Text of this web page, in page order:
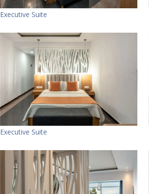
Executive Suite
Executive Suite